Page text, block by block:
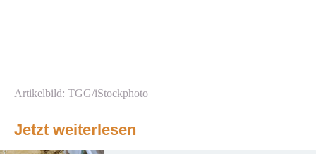
Artikelbild: TGG/iStockphoto
Jetzt weiterlesen